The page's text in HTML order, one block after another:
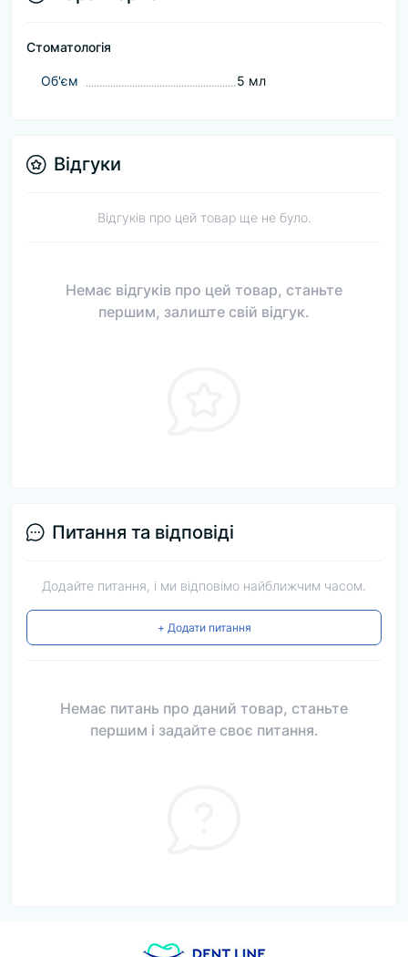
Стоматологія
Об'єм 5 мл
Відгуки
Відгуків про цей товар ще не було.
Немає відгуків про цей товар, станьте
першим, залиште свій відгук.
Питання та відповіді
Додайте питання, і ми відповімо найближчим часом.
+ Додати питання
Немає питань про даний товар, станьте
першим і задайте своє питання.